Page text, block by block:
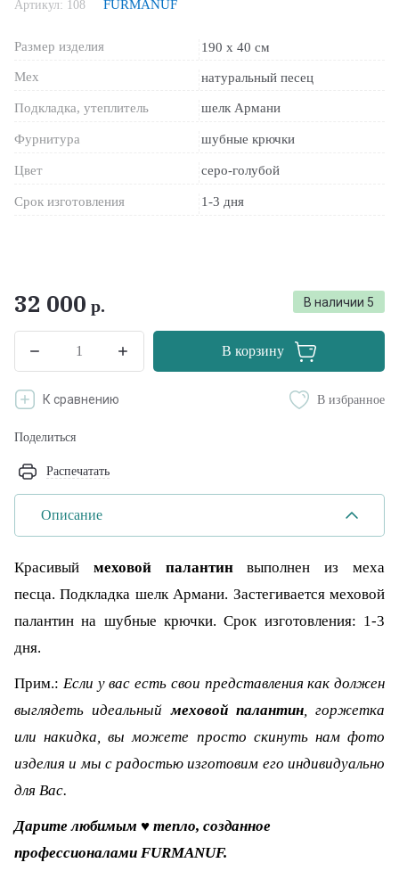
Артикул: 108 FURMANUF
Размер изделия 190 х 40 см
Мех натуральный песец
Подкладка, утеплитель шелк Армани
Фурнитура шубные крючки
Цвет серо-голубой
Срок изготовления 1-3 дня
В наличии 5
32 000 р.
В корзину
К сравнению В избранное
Поделиться
Распечатать
Описание
Красивый меховой палантинвыполнен из меха
песца. Подкладка шелк Армани. Застегивается меховой
палантин на шубные крючки. Срок изготовления: 1-3
дня.
Прим.: Если у вас есть свои представления как должен
выглядеть идеальныймеховой палантин, горжетка
или накидка, вы можете просто скинуть нам фото
изделия и мы с радостью изготовим его индивидуально
для Вас.
Дарите любимым ♥ тепло, созданное
профессионалами FURMANUF.